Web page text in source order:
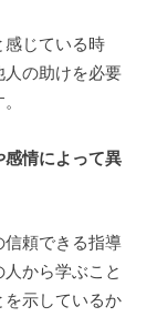
感じている時
の助けを必要
情によって異
頼できる指導
から学ぶこと
示しているか